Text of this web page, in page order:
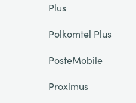
Plus
Polkomtel Plus
PosteMobile
Proximus